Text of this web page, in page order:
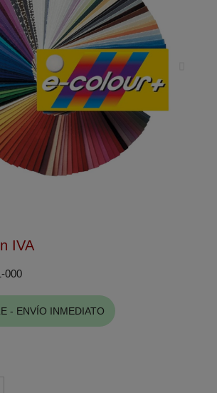
IVA
000
- ENVÍO INMEDIATO